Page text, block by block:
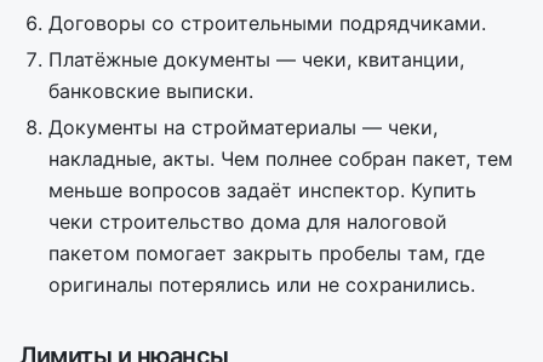
Договоры со строительными подрядчиками.
Платёжные документы — чеки, квитанции,
банковские выписки.
Документы на стройматериалы — чеки,
накладные, акты. Чем полнее собран пакет, тем
меньше вопросов задаёт инспектор. Купить
чеки строительство дома для налоговой
пакетом помогает закрыть пробелы там, где
оригиналы потерялись или не сохранились.
Лимиты и нюансы